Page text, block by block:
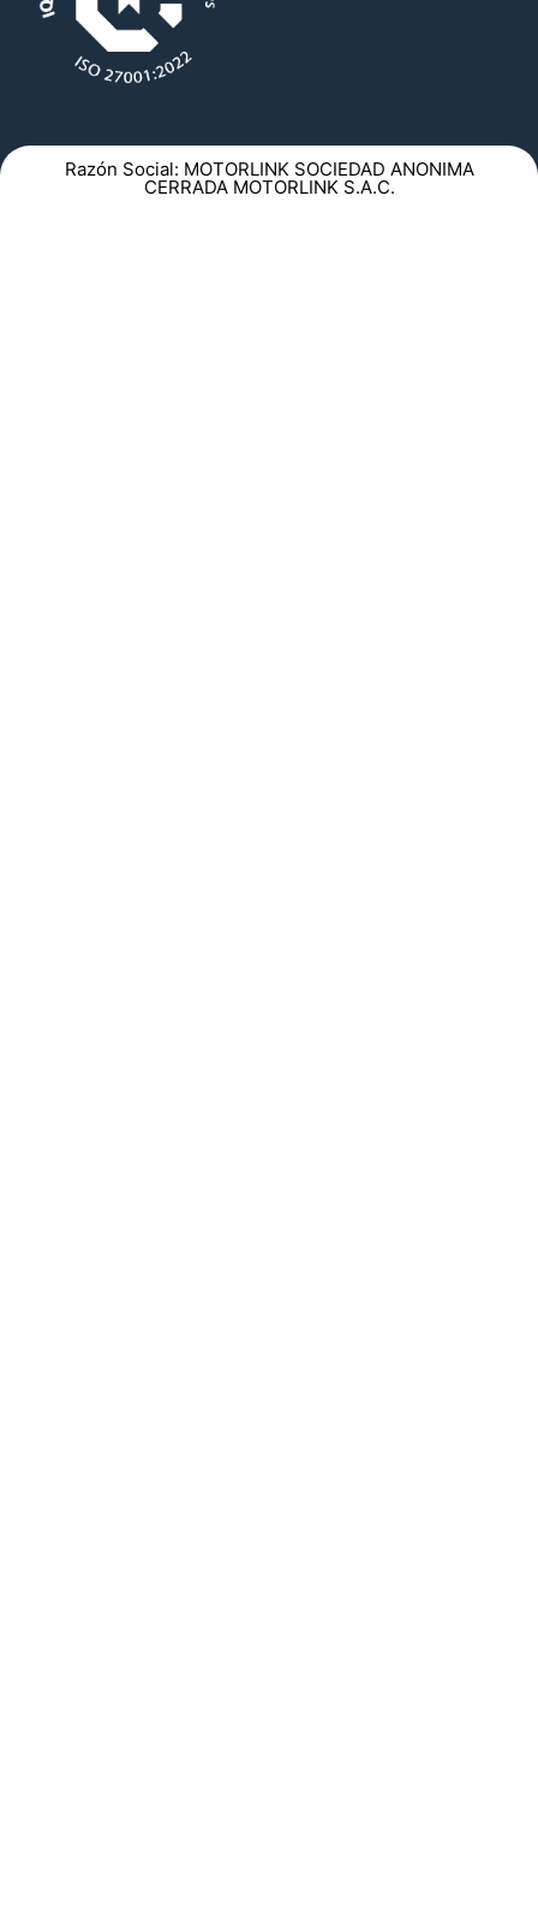
Razón Social: MOTORLINK SOCIEDAD ANONIMA
CERRADA MOTORLINK S.A.C.